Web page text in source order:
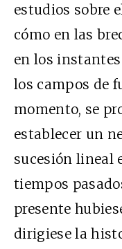
estudios sobre
cómo en las
en los
los campos de
momento, se
establecer un
sucesión lineal
tiempos
presente
dirigiese la